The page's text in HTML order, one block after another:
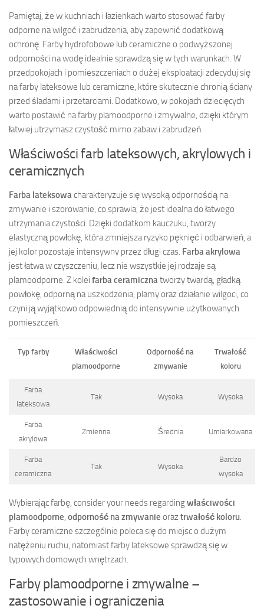
Pamiętaj, że w kuchniach i łazienkach warto stosować farby
odporne na wilgoć i zabrudzenia, aby zapewnić dodatkową
ochronę. Farby hydrofobowe lub ceramiczne o podwyższonej
odporności na wodę idealnie sprawdzą się w tych warunkach. W
przedpokojach i pomieszczeniach o dużej eksploatacji zdecyduj się
na farby lateksowe lub ceramiczne, które skutecznie chronią ściany
przed śladami i przetarciami. Dodatkowo, w pokojach dziecięcych
warto postawić na farby plamoodporne i zmywalne, dzięki którym
łatwiej utrzymasz czystość mimo zabaw i zabrudzeń.
Właściwości farb lateksowych, akrylowych i
ceramicznych
Farba lateksowa charakteryzuje się wysoką odpornością na
zmywanie i szorowanie, co sprawia, że jest idealna do łatwego
utrzymania czystości. Dzięki dodatkom kauczuku, tworzy
elastyczną powłokę, która zmniejsza ryzyko pęknięć i odbarwień, a
jej kolor pozostaje intensywny przez długi czas. Farba akrylowa
jest łatwa w czyszczeniu, lecz nie wszystkie jej rodzaje są
plamoodporne. Z kolei farba ceramiczna tworzy twardą, gładką
powłokę, odporną na uszkodzenia, plamy oraz działanie wilgoci, co
czyni ją wyjątkowo odpowiednią do intensywnie użytkowanych
pomieszczeń.
Typ farby
Właściwości
plamoodporne
Odporność na
zmywanie
Trwałość
koloru
Farba
lateksowa
Tak Wysoka Wysoka
Farba
akrylowa
Zmienna Średnia Umiarkowana
Farba
ceramiczna
Tak Wysoka
Bardzo
wysoka
Wybierając farbę, consider your needs regardingwłaściwości
plamoodporne, odporność na zmywanie oraztrwałość koloru.
Farby ceramiczne szczególnie poleca się do miejsc o dużym
natężeniu ruchu, natomiast farby lateksowe sprawdzą się w
typowych domowych wnętrzach.
Farby plamoodporne i zmywalne –
zastosowanie i ograniczenia